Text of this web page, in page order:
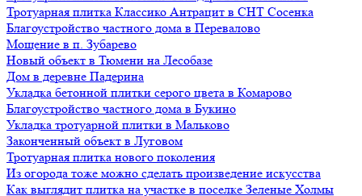
Тротуарная плитка Классико Антрацит в СНТ Сосенка
Благоустройство частного дома в Перевалово
Мощение в п. Зубарево
Новый объект в Тюмени на Лесобазе
Дом в деревне Падерина
Укладка бетонной плитки серого цвета в Комарово
Благоустройство частного дома в Букино
Укладка тротуарной плитки в Мальково
Законченный объект в Луговом
Тротуарная плитка нового поколения
Из огорода тоже можно сделать произведение искусства
Как выглядит плитка на участке в поселке Зеленые Холмы